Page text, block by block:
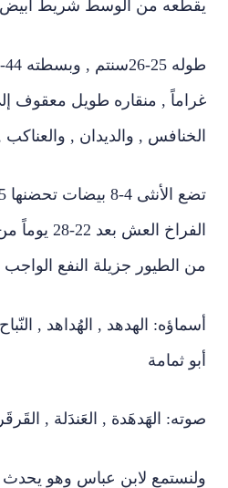
يقطعه من الوسط شريط
غراماً , منقاره طويل معقوف
الخنافس , والديدان ,
الفراخ
من الطيور جزيلة النفع الواجب
أسماؤه: الهدهد , الهُداهد ,
أبو ثمامة
صوته: الهَدهَدة , العَندَلة ,
ولنستمع لابن عباس وهو يحدث